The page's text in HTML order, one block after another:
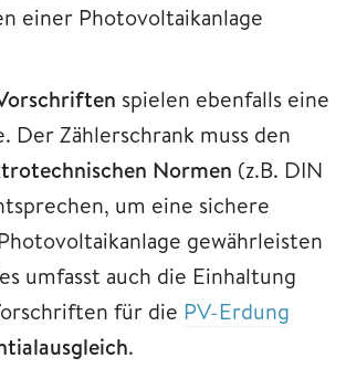
einer Photovoltaikanlage
spielen ebenfalls eine
Der Zählerschrank muss den
Normen (z.B. DIN
um eine sichere
gewährleisten
umfasst auch die Einhaltung
für die PV-Erdung
.